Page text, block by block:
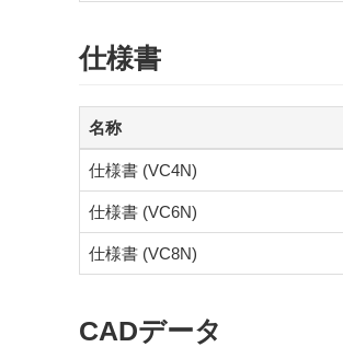
仕様書
名称
仕様書 (VC4N)
仕様書 (VC6N)
仕様書 (VC8N)
CADデータ